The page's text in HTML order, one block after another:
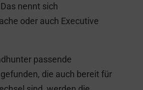
nennt sich
oder auch Executive
passende
die auch bereit für